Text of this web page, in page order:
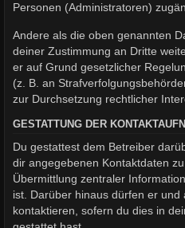
Personen (Administratoren)
Andere als die oben genannten
deiner Zustimmung an Dritte
er auf Grund gesetzlicher
(z. B. an
zur Durchsetzung rechtlicher
GESTATTUNG DER
Du gestattest dem Betreiber
dir angegebenen Kontaktdaten
Übermittlung zentraler
ist. Darüber hinaus dürfen er und
kontaktieren, sofern du dies in